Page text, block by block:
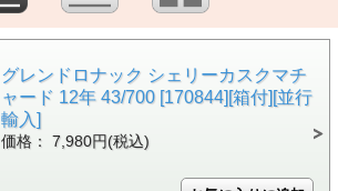
グレンドロナック シェリーカスクマチ
ャード 12年 43/700 [170844][箱付][並行
輸入]
価格： 7,980円(税込)